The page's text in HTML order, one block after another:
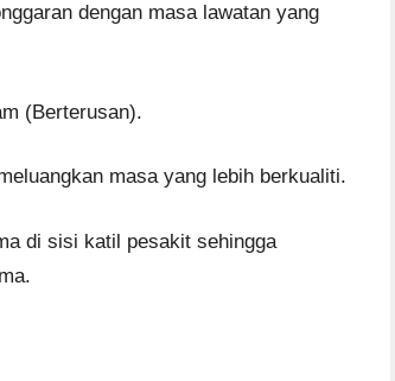
dengan masa lawatan yang
(Berterusan).
masa yang lebih berkualiti.
di sisi katil pesakit sehingga